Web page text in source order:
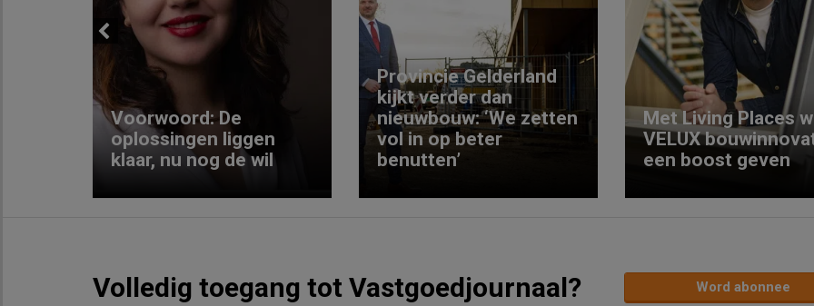
Previous
Voorwoord: De
oplossingen liggen
klaar, nu nog de wil
Provincie Gelderland
kijkt verder dan
nieuwbouw: ‘We zetten
vol in op beter
benutten’
Met Living Places
VELUX
een boost geven
Volledig toegang tot Vastgoedjournaal? Word abonnee